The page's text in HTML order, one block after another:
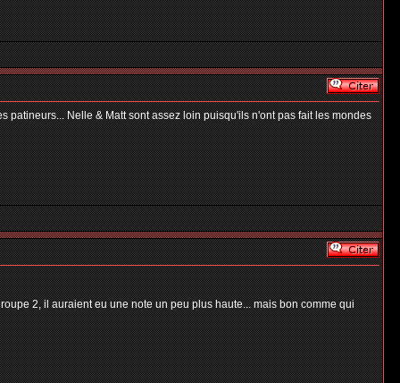
patineurs... Nelle & Matt sont assez loin puisqu'ils n'ont pas fait les mondes
2, il auraient eu une note un peu plus haute... mais bon comme qui